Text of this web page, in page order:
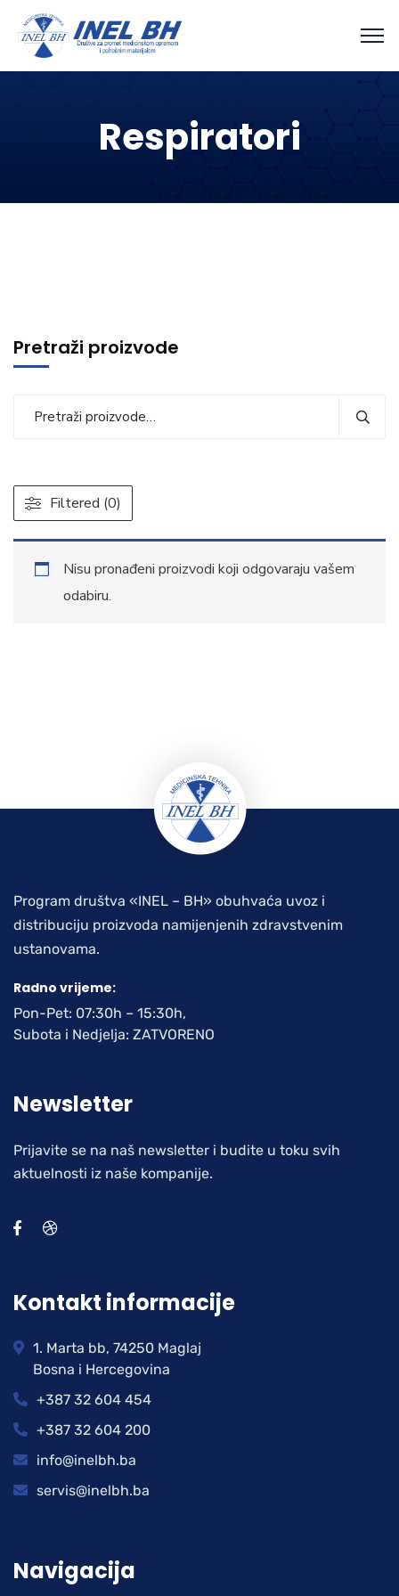
Respiratori
Nisu pronađeni proizvodi koji odgovaraju vašem
odabiru.
Pretraži proizvode
Filtered (0)
Program društva «INEL – BH» obuhvaća uvoz i
distribuciju proizvoda namijenjenih zdravstvenim
ustanovama.
Radno vrijeme:
Pon-Pet: 07:30h – 15:30h,
Subota i Nedjelja: ZATVORENO
Newsletter
Prijavite se na naš newsletter i budite u toku svih
aktuelnosti iz naše kompanije.
Kontakt informacije
1. Marta bb, 74250 Maglaj
Bosna i Hercegovina
+387 32 604 454
+387 32 604 200
info@inelbh.ba
servis@inelbh.ba
Navigacija